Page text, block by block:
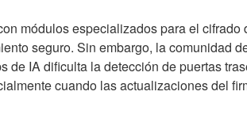
módulos especializados para el
seguro. Sin embargo, la comunidad
de IA dificulta la detección de puertas
cuando las actualizaciones del